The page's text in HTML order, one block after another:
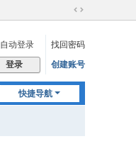
切
到
宽
自动登录
找回密码
登录 创建账号
快捷导航